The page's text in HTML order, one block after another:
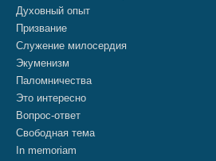
Духовный опыт
Призвание
Служение милосердия
Экуменизм
Паломничества
Это интересно
Вопрос-ответ
Свободная тема
In memoriam